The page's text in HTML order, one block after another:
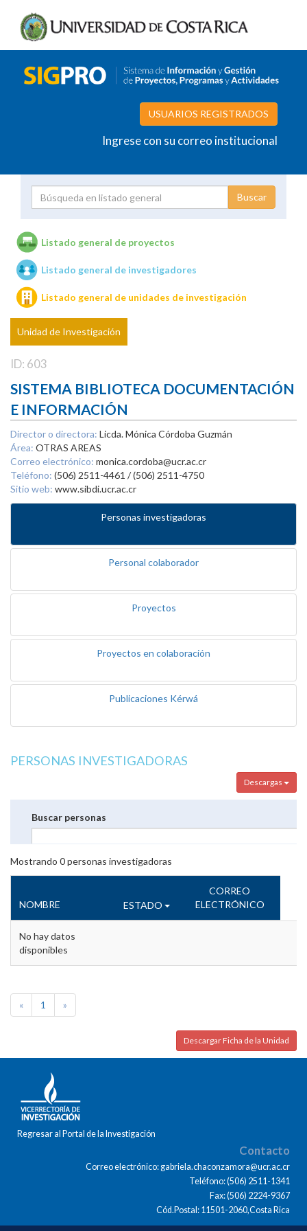
USUARIOS REGISTRADOS
Ingrese con su correo institucional
Unidades de investigación
Listado general de proyectos
Listado general de investigadores
Listado general de unidades de investigación
Unidad de Investigación
ID: 603
SISTEMA BIBLIOTECA DOCUMENTACIÓN
E INFORMACIÓN
Director o directora: Licda. Mónica Córdoba Guzmán
Área: OTRAS AREAS
Correo electrónico: monica.cordoba@ucr.ac.cr
Teléfono: (506) 2511-4461 / (506) 2511-4750
Sitio web: www.sibdi.ucr.ac.cr
Personas investigadoras
Personal colaborador
Proyectos
Proyectos en colaboración
Publicaciones Kérwá
PERSONAS INVESTIGADORAS
Descargas
Buscar personas
Mostrando 0personas investigadoras
NOMBRE ESTADO
CORREO
ELECTRÓNICO
No hay datos
disponibles
« 1 »
Descargar Ficha de la Unidad
Regresar al Portal de la Investigación
Contacto
Correo electrónico: gabriela.chaconzamora@ucr.ac.cr
Teléfono: (506) 2511-1341
Fax: (506) 2224-9367
Cód.Postal: 11501-2060,Costa Rica